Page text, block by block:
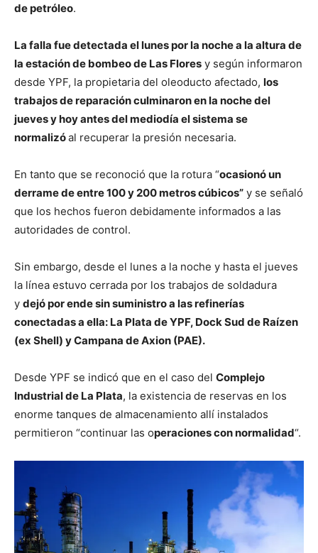
de petróleo.
La falla fue detectada el lunes por la noche a la altura de
la estación de bombeo de Las Flores y según informaron
desde YPF, la propietaria del oleoducto afectado, los
trabajos de reparación culminaron en la noche del
jueves y hoy antes del mediodía el sistema se
normalizóal recuperar la presión necesaria.
En tanto que se reconoció que la rotura “ocasionó un
derrame de entre 100 y 200 metros cúbicos” y se señaló
que los hechos fueron debidamente informados a las
autoridades de control.
Sin embargo, desde el lunes a la noche y hasta el jueves
la línea estuvo cerrada por los trabajos de soldadura
y dejó por ende sin suministro a las refinerías
conectadas a ella: La Plata de YPF, Dock Sud de Raízen
(ex Shell) y Campana de Axion (PAE).
Desde YPF se indicó que en el caso del Complejo
Industrial de La Plata, la existencia de reservas en los
enorme tanques de almacenamiento allí instalados
permitieron “continuar las operaciones con normalidad“.